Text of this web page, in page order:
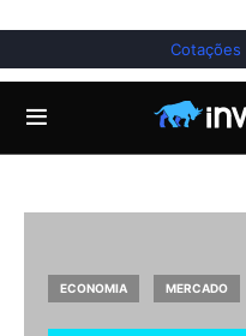
Cotações
ECONOMIA MERCADO